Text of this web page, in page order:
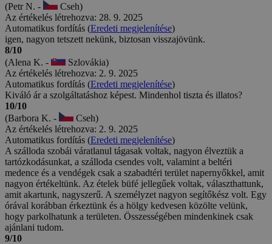
(Petr N. -
Cseh)
Az értékelés létrehozva: 28. 9. 2025
Automatikus fordítás (Eredeti megjelenítése)
igen, nagyon tetszett nekünk, biztosan visszajövünk.
8/10
(Alena K. -
Szlovákia)
Az értékelés létrehozva: 2. 9. 2025
Automatikus fordítás (Eredeti megjelenítése)
Kiváló ár a szolgáltatáshoz képest. Mindenhol tiszta és illatos?
10/10
(Barbora K. -
Cseh)
Az értékelés létrehozva: 2. 9. 2025
Automatikus fordítás (Eredeti megjelenítése)
A szálloda szobái váratlanul tágasak voltak, nagyon élveztük a
tartózkodásunkat, a szálloda csendes volt, valamint a beltéri
medence és a vendégek csak a szabadtéri terület napernyőkkel, amit
nagyon értékeltünk. Az ételek büfé jellegűek voltak, választhattunk,
amit akartunk, nagyszerű. A személyzet nagyon segítőkész volt. Egy
órával korábban érkeztünk és a hölgy kedvesen közölte velünk,
hogy parkolhatunk a területen. Összességében mindenkinek csak
ajánlani tudom.
9/10